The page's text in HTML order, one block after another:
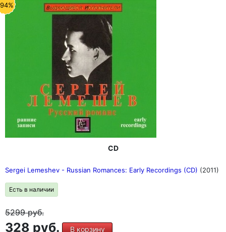
CD
Sergei Lemeshev - Russian Romances: Early Recordings (CD) (2011)
Есть в наличии
5299руб.
328 руб. В корзину